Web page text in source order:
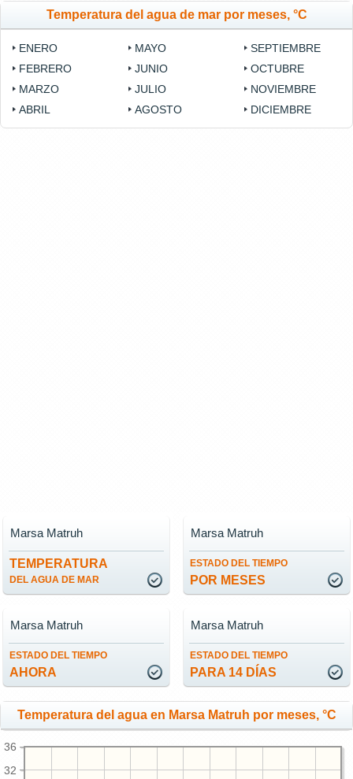
Temperatura del agua de mar por meses, °C
ENERO
FEBRERO
MARZO
ABRIL
MAYO
JUNIO
JULIO
AGOSTO
SEPTIEMBRE
OCTUBRE
NOVIEMBRE
DICIEMBRE
TEMPERATURA
DEL AGUA DE MAR
Marsa Matruh
ESTADO DEL TIEMPO
POR MESES
Marsa Matruh
ESTADO DEL TIEMPO
AHORA
Marsa Matruh
ESTADO DEL TIEMPO
PARA 14 DÍAS
Marsa Matruh
Temperatura del agua en Marsa Matruh por meses, °C
32
36